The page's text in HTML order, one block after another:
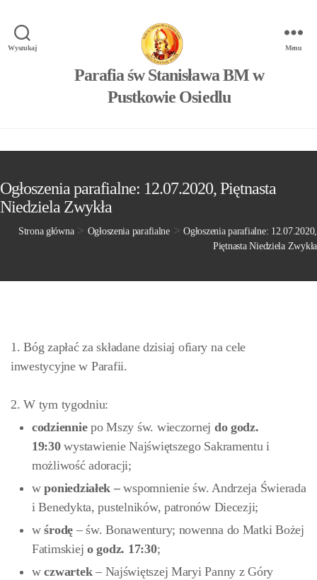
Wyszukaj
Parafia św Stanisława BM w
Pustkowie Osiedlu
Menu
Ogłoszenia parafialne: 12.07.2020, Piętnasta
Niedziela Zwykła
Strona główna> Ogłoszenia parafialne>Ogłoszenia parafialne: 12.07.2020,
Piętnasta Niedziela Zwykła
1. Bóg zapłać za składane dzisiaj ofiary na cele
inwestycyjne w Parafii.
2. W tym tygodniu:
codzienniepo Mszy św. wieczornej do godz.
19:30wystawienie Najświętszego Sakramentu i
możliwość adoracji;
wponiedziałek –wspomnienie św. Andrzeja Świerada
i Benedykta, pustelników, patronów Diecezji;
wśrodę – św. Bonawentury; nowenna do Matki Bożej
Fatimskiejo godz. 17:30;
wczwartek– Najświętszej Maryi Panny z Góry